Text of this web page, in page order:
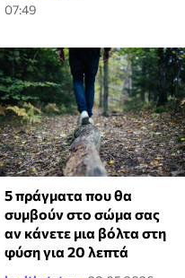
07:49
5 πράγματα που θα
συμβούν στο σώμα σας
αν κάνετε μια βόλτα στη
φύση για 20 λεπτά